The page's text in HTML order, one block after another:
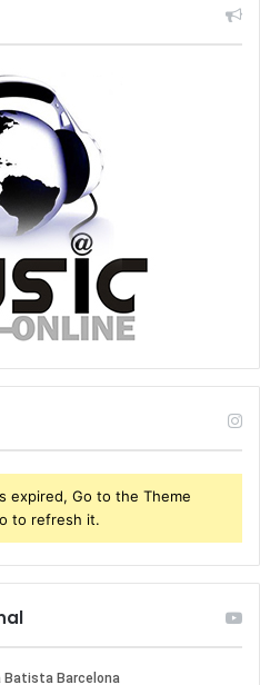
expired, Go to the Theme
to refresh it.